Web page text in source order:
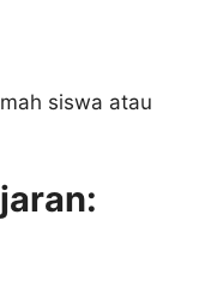
siswa atau